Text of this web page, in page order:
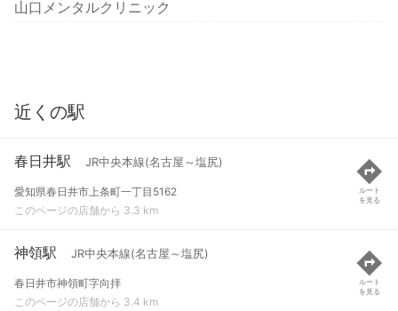
山口メンタルクリニック
近くの駅
春日井駅 JR中央本線(名古屋～塩尻)
愛知県春日井市上条町一丁目5162
このページの店舗から 3.3 km
ルート
を見る
神領駅 JR中央本線(名古屋～塩尻)
春日井市神領町字向拝
このページの店舗から 3.4 km
ルート
を見る